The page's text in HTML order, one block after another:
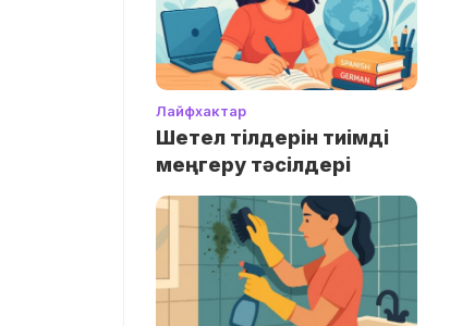
Лайфхактар
Шетел тілдерін тиімді
меңгеру тәсілдері